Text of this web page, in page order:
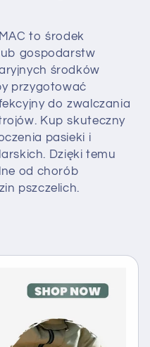
to środek
gospodarstw
środków
przygotować
do zwalczania
Kup skuteczny
pasieki i
Dzięki temu
od chorób
pszczelich.